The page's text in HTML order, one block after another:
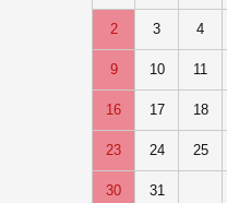
2 3 4
9 10 11
16 17 18
23 24 25
30 31